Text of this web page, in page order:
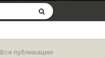
Все публикации